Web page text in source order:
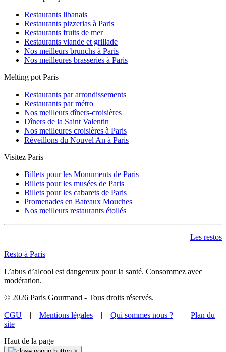
Restaurants libanais
Restaurants pizzerias à Paris
Restaurants fruits de mer
Restaurants viande et grillade
Nos meilleurs brunchs à Paris
Nos meilleures brasseries à Paris
Melting pot Paris
Restaurants par arrondissements
Restaurants par métro
Nos meilleurs dîners-croisières
Dîners de la Saint Valentin
Nos meilleures croisières à Paris
Réveillons du Nouvel An à Paris
Visitez Paris
Billets pour les Monuments de Paris
Billets pour les musées de Paris
Billets pour les cabarets de Paris
Promenades en Bateaux Mouches
Nos meilleurs restaurants étoilés
Les restos
Resto à Paris
L’abus d’alcool est dangereux pour la santé. Consommez avec
modération.
© 2026 Paris Gourmand - Tous droits réservés.
CGU | Mentions légales | Qui sommes nous ? | Plan du
site
Haut de la page